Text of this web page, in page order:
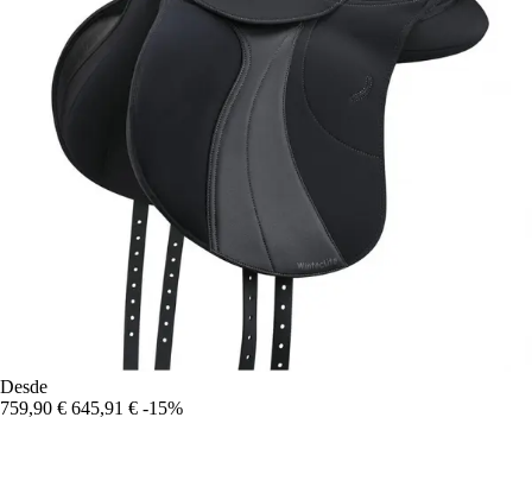
Desde
759,90 € 645,91 € -15%